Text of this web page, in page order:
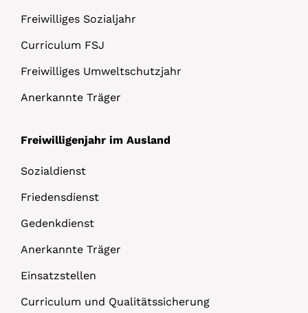
Freiwilliges Sozialjahr
Curriculum FSJ
Freiwilliges Umweltschutzjahr
Anerkannte Träger
Freiwilligenjahr im Ausland
Sozialdienst
Friedensdienst
Gedenkdienst
Anerkannte Träger
Einsatzstellen
Curriculum und Qualitätssicherung